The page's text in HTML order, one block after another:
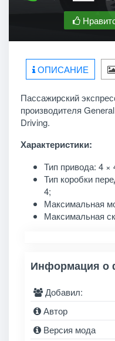
ОПИСАНИЕ
Пассажирский
производителя
Driving.
Характеристики:
Тип привода: 4 ×
Тип коробки
4;
Максимальная
Максимальная
Информация о
Добавил:
Автор
Версия мода